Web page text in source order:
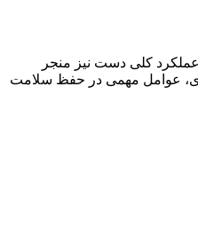
کلی دست نیز منجر
عوامل مهمی در حفظ سلامت